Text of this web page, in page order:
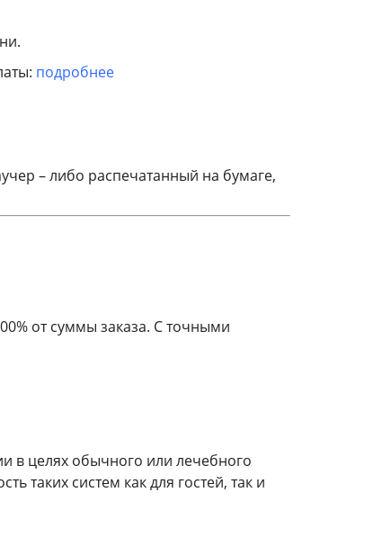
подробнее
– либо распечатанный на бумаге,
от суммы заказа. С точными
в целях обычного или лечебного
таких систем как для гостей, так и